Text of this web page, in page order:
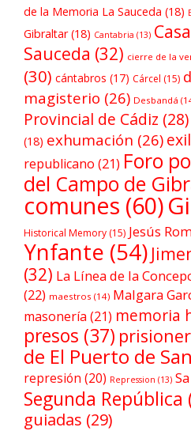
de la Memoria La Sauceda (18)
Gibraltar(18) Cantabria (13)
Sauceda (32) cierre de la
(30) cántabros (17) Cárcel (15)
magisterio (26) Desbandá
Provincial de Cádiz (28)
(18) exhumación (26)
republicano (21) Foro
del Campo de
comunes (60)
Historical Memory (15) Jesús
Ynfante (54)
(32) La Línea de la
(22) maestros (14) Malgara
masonería (21) memoria
presos (37)
de El Puerto de
represión (20) Repression (13)
Segunda República
guiadas (29)